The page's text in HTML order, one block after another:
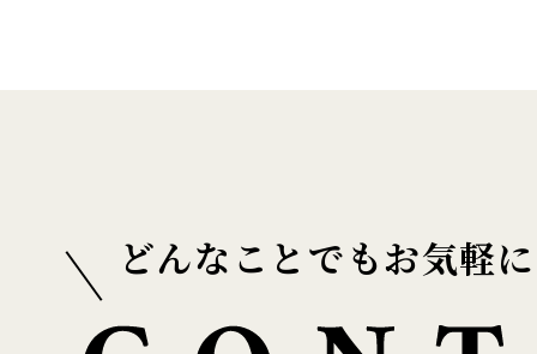
どんなことでもお気軽